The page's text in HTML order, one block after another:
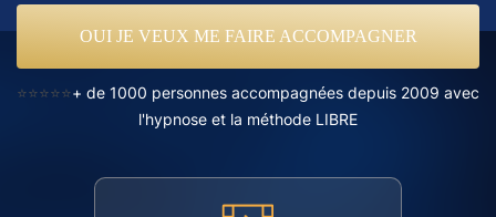
OUI JE VEUX ME FAIRE ACCOMPAGNER
⭐⭐⭐⭐⭐+ de 1000 personnes accompagnées depuis 2009 avec
l'hypnose et la méthode LIBRE